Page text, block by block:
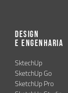
Design
e Engenharia
SktechUp
SketchUp Go
SketchUp Pro